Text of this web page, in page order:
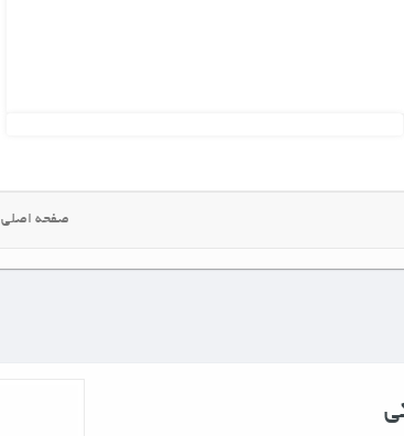
صفحه اصلی